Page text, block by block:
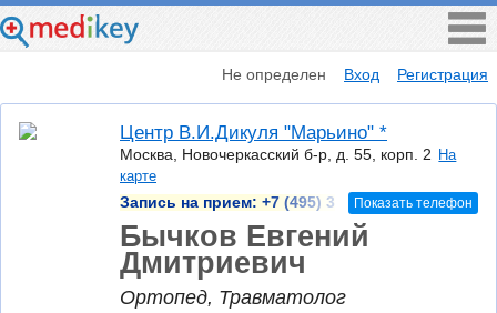
Не определен Вход Регистрация
Центр В.И.Дикуля "Марьино" *
Москва, Новочеркасский б-р, д. 55, корп. 2 На
карте
Запись на прием: +7 (495) 3 Показать телефон
Бычков Евгений
Дмитриевич
Ортопед, Травматолог